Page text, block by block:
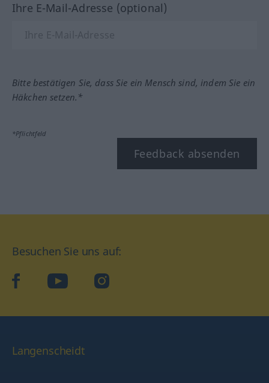
Ihre E-Mail-Adresse (optional)
Bitte bestätigen Sie, dass Sie ein Mensch sind, indem Sie ein
Häkchen setzen.*
*Pflichtfeld
Feedback absenden
Besuchen Sie uns auf:
facebookYouTube Instagram
Langenscheidt